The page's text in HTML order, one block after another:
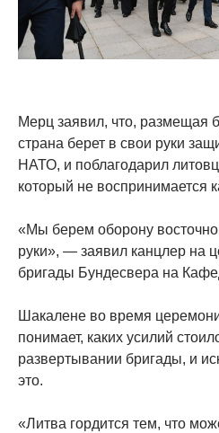
Мерц заявил, что, размещая
страна берет в свои руки
НАТО, и поблагодарил
который не воспринимается
«Мы берем оборону
руки», — заявил канцлер на
бригады Бундесвера на
Шакалене во время
понимает, каких усилий
развертывании бригады, и
это.
«Литва гордится тем, что